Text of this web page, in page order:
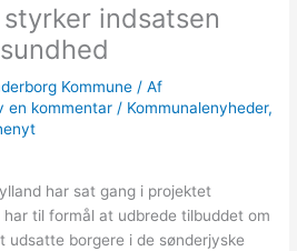
indsatsen
Kommune / Af
en kommentar / Kommunalenyheder,
har sat gang i projektet
har til formål at udbrede tilbuddet om
udsatte borgere i de sønderjyske